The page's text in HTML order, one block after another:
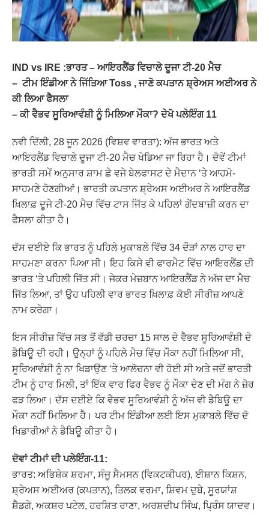
IND vs IRE :ਭਾਰਤ – ਆਇਰਲੈਂਡ ਵਿਚਾਲੇ ਦੂਜਾ ਟੀ-20 ਮੈਚ
– ਟੀਮ ਇੰਡੀਆ ਨੇ ਜਿੱਤਿਆ Toss , ਜਾਣੋ ਕਪਤਾਨ ਸ਼੍ਰੇਅਸ ਅਈਅਰ ਨੇ
ਕੀ ਲਿਆ ਫੈਸਲਾ
– ਕੀ ਵੈਭਵ ਸੂਰਿਆਵੰਸ਼ੀ ਨੂੰ ਮਿਲਿਆ ਮੌਕਾ? ਦੇਖੋ ਪਲੇਇੰਗ 11
ਨਵੀ ਦਿੱਲੀ, 28 ਜੂਨ 2026 (ਵਿਸ਼ਵ ਵਾਰਤਾ): ਅੱਜ ਭਾਰਤ ਅਤੇ
ਆਇਰਲੈਂਡ ਵਿਚਾਲੇ ਦੂਜਾ ਟੀ-20 ਮੈਚ ਖੇਡਿਆ ਜਾ ਰਿਹਾ ਹੈ। ਦੋਵੇਂ ਟੀਮਾਂ
ਭਾਰਤੀ ਸਮੇਂ ਅਨੁਸਾਰ ਸ਼ਾਮ ਛੇ ਵਜੇ ਬੇਲਫਾਸਟ ਦੇ ਮੈਦਾਨ ‘ਤੇ ਆਹਮੋ-
ਸਾਹਮਣੇ ਹੋਣਗੀਆਂ। ਭਾਰਤੀ ਕਪਤਾਨ ਸ਼੍ਰੇਅਸ ਅਈਅਰ ਨੇ ਆਇਰਲੈਂਡ
ਖ਼ਿਲਾਫ਼ ਦੂਜੇ ਟੀ-20 ਮੈਚ ਵਿੱਚ ਟਾਸ ਜਿੱਤ ਕੇ ਪਹਿਲਾਂ ਗੇਂਦਬਾਜ਼ੀ ਕਰਨ ਦਾ
ਫੈਸਲਾ ਕੀਤਾ ਹੈ।
ਦੱਸ ਦਈਏ ਕਿ ਭਾਰਤ ਨੂੰ ਪਹਿਲੇ ਮੁਕਾਬਲੇ ਵਿੱਚ 34 ਦੌੜਾਂ ਨਾਲ ਹਾਰ ਦਾ
ਸਾਹਮਣਾ ਕਰਨਾ ਪਿਆ ਸੀ। ਇਹ ਕਿਸੇ ਵੀ ਫਾਰਮੈਟ ਵਿੱਚ ਆਇਰਲੈਂਡ ਦੀ
ਭਾਰਤ ‘ਤੇ ਪਹਿਲੀ ਜਿੱਤ ਸੀ। ਜੇਕਰ ਮੇਜ਼ਬਾਨ ਆਇਰਲੈਂਡ ਨੇ ਅੱਜ ਦਾ ਮੈਚ
ਜਿੱਤ ਲਿਆ, ਤਾਂ ਉਹ ਪਹਿਲੀ ਵਾਰ ਭਾਰਤ ਖ਼ਿਲਾਫ਼ ਕੋਈ ਸੀਰੀਜ਼ ਆਪਣੇ
ਨਾਮ ਕਰੇਗਾ।
ਇਸ ਸੀਰੀਜ਼ ਵਿੱਚ ਸਭ ਤੋਂ ਵੱਡੀ ਚਰਚਾ 15 ਸਾਲ ਦੇ ਵੈਭਵ ਸੂਰਿਆਵੰਸ਼ੀ ਦੇ
ਡੈਬਿਊ ਦੀ ਰਹੀ। ਉਨ੍ਹਾਂ ਨੂੰ ਪਹਿਲੇ ਮੈਚ ਵਿੱਚ ਮੌਕਾ ਨਹੀਂ ਮਿਲਿਆ ਸੀ,
ਸੂਰਿਆਵੰਸ਼ੀ ਨੂੰ ਨਾ ਖਿਡਾਉਣ ‘ਤੇ ਆਲੋਚਨਾ ਵੀ ਹੋਈ ਸੀ ਅਤੇ ਜਦੋਂ ਭਾਰਤੀ
ਟੀਮ ਨੂੰ ਹਾਰ ਮਿਲੀ, ਤਾਂ ਇੱਕ ਵਾਰ ਫਿਰ ਵੈਭਵ ਨੂੰ ਮੌਕਾ ਦੇਣ ਦੀ ਮੰਗ ਨੇ ਜ਼ੋਰ
ਫੜ ਲਿਆ। ਦੱਸ ਦਈਏ ਕਿ ਵੈਭਵ ਸੂਰਿਆਵੰਸ਼ੀ ਨੂੰ ਅੱਜ ਵੀ ਡੈਬਿਊ ਦਾ
ਮੌਕਾ ਨਹੀਂ ਮਿਲਿਆ ਹੈ। ਪਰ ਟੀਮ ਇੰਡੀਆ ਲਈ ਇਸ ਮੁਕਾਬਲੇ ਵਿੱਚ ਦੋ
ਖਿਡਾਰੀਆਂ ਨੇ ਡੈਬਿਊ ਕੀਤਾ ਹੈ।
ਦੋਵਾਂ ਟੀਮਾਂ ਦੀ ਪਲੇਇੰਗ-11:
ਭਾਰਤ: ਅਭਿਸ਼ੇਕ ਸ਼ਰਮਾ, ਸੰਜੂ ਸੈਮਸਨ (ਵਿਕਟਕੀਪਰ), ਈਸ਼ਾਨ ਕਿਸ਼ਨ,
ਸ਼੍ਰੇਅਸ ਅਈਅਰ (ਕਪਤਾਨ), ਤਿਲਕ ਵਰਮਾ, ਸ਼ਿਵਮ ਦੁਬੇ, ਸੂਰਯਾਂਸ਼
ਸ਼ੈਡਗੇ, ਅਕਸ਼ਰ ਪਟੇਲ, ਹਰਸ਼ਿਤ ਰਾਣਾ, ਅਰਸ਼ਦੀਪ ਸਿੰਘ, ਪ੍ਰਿੰਸ ਯਾਦਵ।